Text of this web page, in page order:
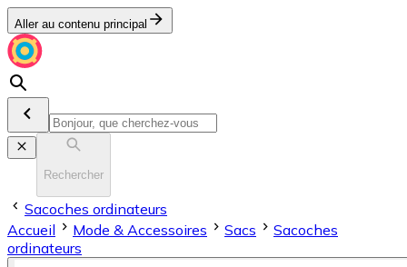
Aller au contenu principal
Rechercher
Sacoches ordinateurs
Accueil
Mode & Accessoires Sacs
Sacoches
ordinateurs